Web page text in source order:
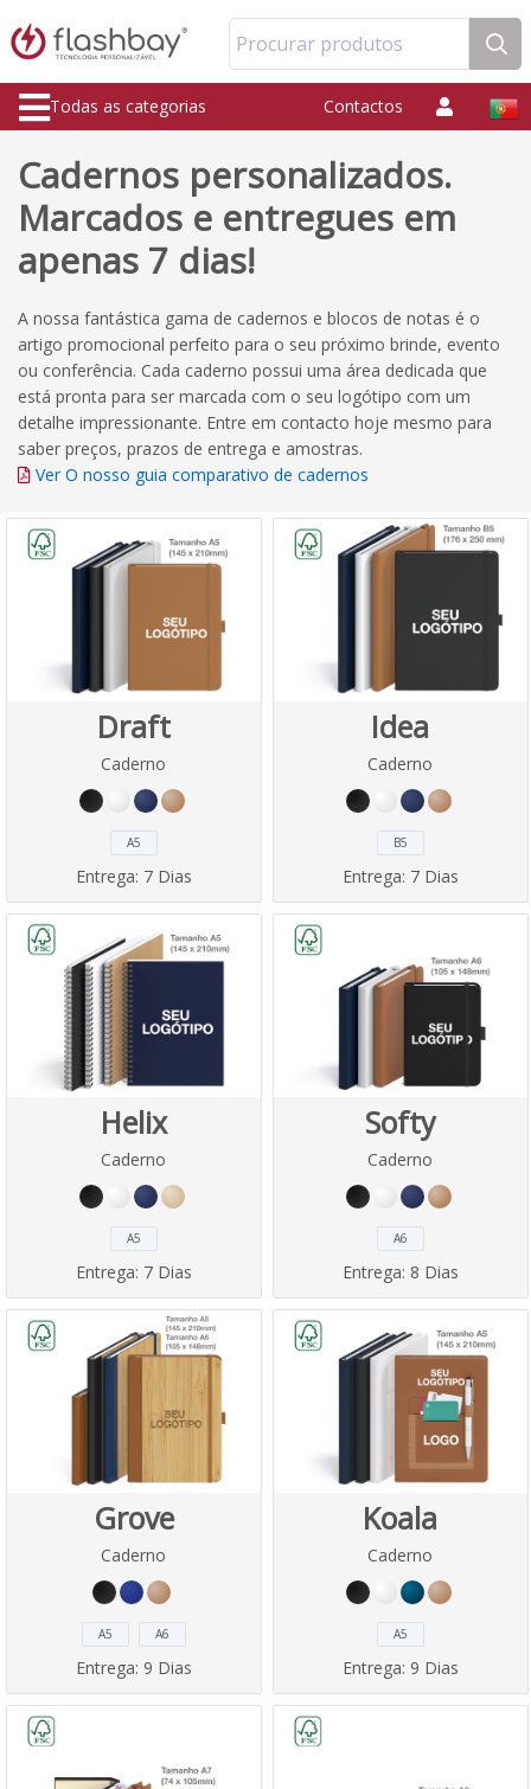
Procurar produtos
Todas as categorias Contactos
Cadernos personalizados.
Marcados e entregues em
apenas 7 dias!
A nossa fantástica gama de cadernos e blocos de notas é o
artigo promocional perfeito para o seu próximo brinde, evento
ou conferência. Cada caderno possui uma área dedicada que
está pronta para ser marcada com o seu logótipo com um
detalhe impressionante. Entre em contacto hoje mesmo para
saber preços, prazos de entrega e amostras.
Ver O nosso guia comparativo de cadernos
Draft
Caderno
A5
Entrega: 7 Dias
Idea
Caderno
B5
Entrega: 7 Dias
Helix
Caderno
A5
Entrega: 7 Dias
Softy
Caderno
A6
Entrega: 8 Dias
Grove
Caderno
A5 A6
Entrega: 9 Dias
Koala
Caderno
A5
Entrega: 9 Dias